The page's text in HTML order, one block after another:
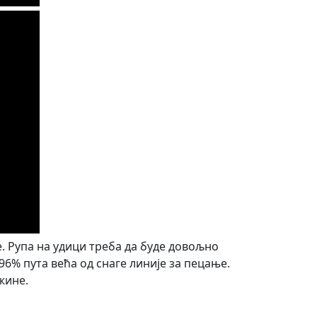
Рупа на удици треба да буде довољно
пута већа од снаге линије за пецање.